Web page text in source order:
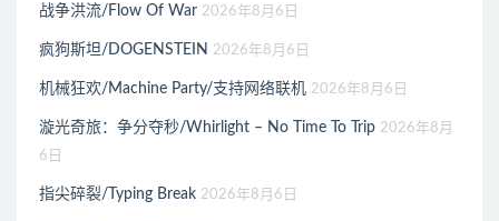
战争洪流/Flow Of War 2026年8月6日
疯狗斯坦/DOGENSTEIN 2026年8月6日
机械狂欢/Machine Party/支持网络联机 2026年8月6日
漩光奇旅：争分夺秒/Whirlight – No Time To Trip 2026年8月
6日
指尖碎裂/Typing Break 2026年8月6日